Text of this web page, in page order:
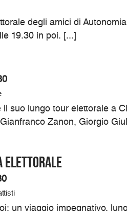
degli amici di
19.30 in poi. [...]
il suo lungo tour elettorale a
Zanon, Giorgio
elettorale
un viaggio impegnativo,